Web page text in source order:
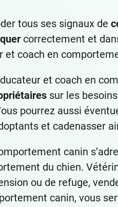
tous ses signaux de
correctement et
et coach en
et coach en
sur les
pourrez aussi
et cadenasser
canin
du chien.
ou de refuge,
canin, vous